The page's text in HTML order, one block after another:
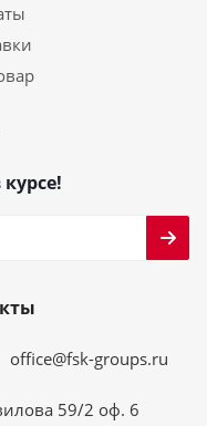
office@fsk-groups.ru
59/2 оф. 6